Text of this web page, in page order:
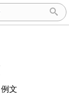
文